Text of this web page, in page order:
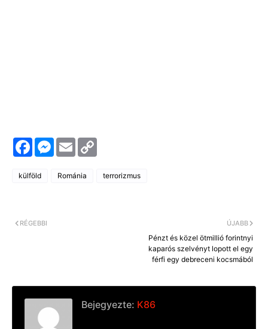
F
a
e
b
M
e
s
e
E
m
l
külföld Románia terrorizmus
ÚJABB
Pénzt és közel ötmillió forintnyi
kaparós szelvényt lopott el egy
férfi egy debreceni kocsmából
RÉGEBBI
Bejegyezte: K86